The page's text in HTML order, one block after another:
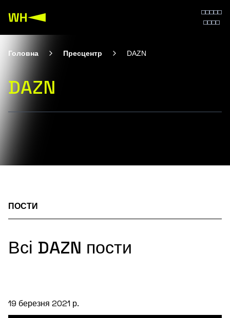
Головна Пресцентр DAZN
DAZN
ПОСТИ
Всі DAZN пости
19 березня 2021 р.